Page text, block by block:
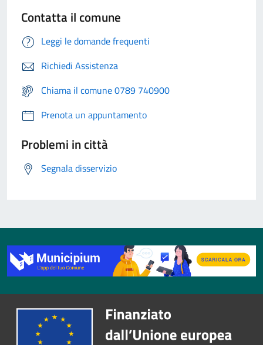
Contatta il comune
Leggi le domande frequenti
Richiedi Assistenza
Chiama il comune 0789 740900
Prenota un appuntamento
Problemi in città
Segnala disservizio